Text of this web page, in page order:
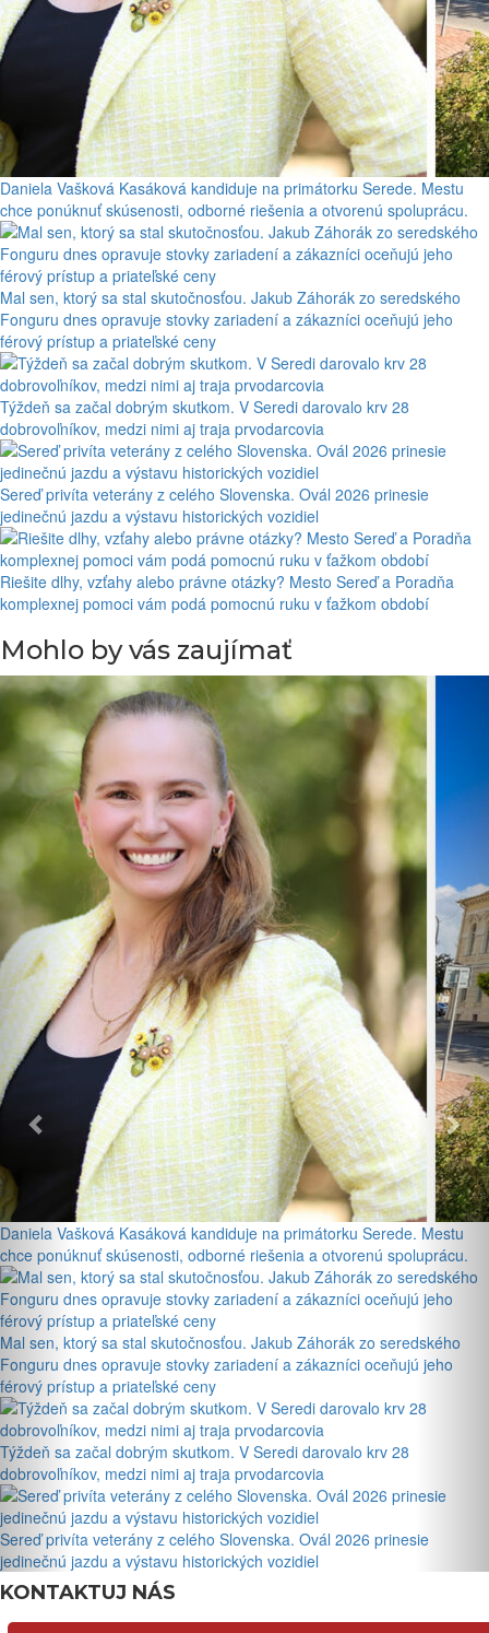
Daniela Vašková Kasáková kandiduje na primátorku Serede. Mestu
chce ponúknuť skúsenosti, odborné riešenia a otvorenú spoluprácu.
Mal sen, ktorý sa stal skutočnosťou. Jakub Záhorák zo seredského
Fonguru dnes opravuje stovky zariadení a zákazníci oceňujú jeho
férový prístup a priateľské ceny
Týždeň sa začal dobrým skutkom. V Seredi darovalo krv 28
dobrovoľníkov, medzi nimi aj traja prvodarcovia
Sereď privíta veterány z celého Slovenska. Ovál 2026 prinesie
jedinečnú jazdu a výstavu historických vozidiel
Riešite dlhy, vzťahy alebo právne otázky? Mesto Sereď a Poradňa
komplexnej pomoci vám podá pomocnú ruku v ťažkom období
Mohlo by vás zaujímať
Daniela Vašková Kasáková kandiduje na primátorku Serede. Mestu
chce ponúknuť skúsenosti, odborné riešenia a otvorenú spoluprácu.
Mal sen, ktorý sa stal skutočnosťou. Jakub Záhorák zo seredského
Fonguru dnes opravuje stovky zariadení a zákazníci oceňujú jeho
férový prístup a priateľské ceny
Týždeň sa začal dobrým skutkom. V Seredi darovalo krv 28
dobrovoľníkov, medzi nimi aj traja prvodarcovia
Sereď privíta veterány z celého Slovenska. Ovál 2026 prinesie
jedinečnú jazdu a výstavu historických vozidiel
KONTAKTUJ NÁS